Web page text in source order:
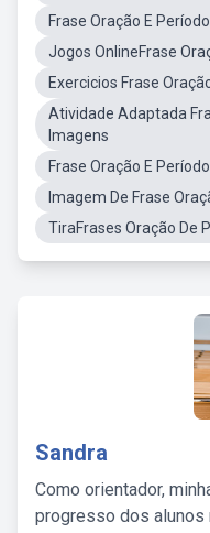
Frase Oração E
Jogos OnlineFrase
Exercicios Frase
Atividade Adaptada
Imagens
Frase Oração E
Imagem De Frase
TiraFrases Oração De
Sandra
Como orientador,
progresso dos alunos